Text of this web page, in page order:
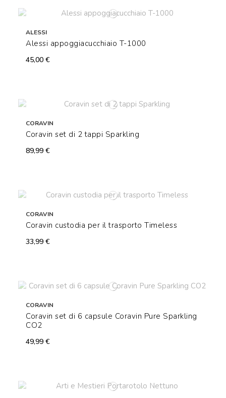
ALESSI
Alessi appoggiacucchiaio T-1000
45,00 €
CORAVIN
Coravin set di 2 tappi Sparkling
89,99 €
CORAVIN
Coravin custodia per il trasporto Timeless
33,99 €
CORAVIN
Coravin set di 6 capsule Coravin Pure Sparkling
CO2
49,99 €